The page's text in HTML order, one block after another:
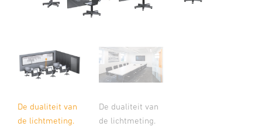
De dualiteit van
de lichtmeting.
De dualiteit van
de lichtmeting.